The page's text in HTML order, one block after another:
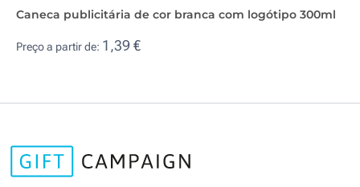
Caneca publicitária de cor branca com logótipo 300ml
Preço a partir de: 1,39 €